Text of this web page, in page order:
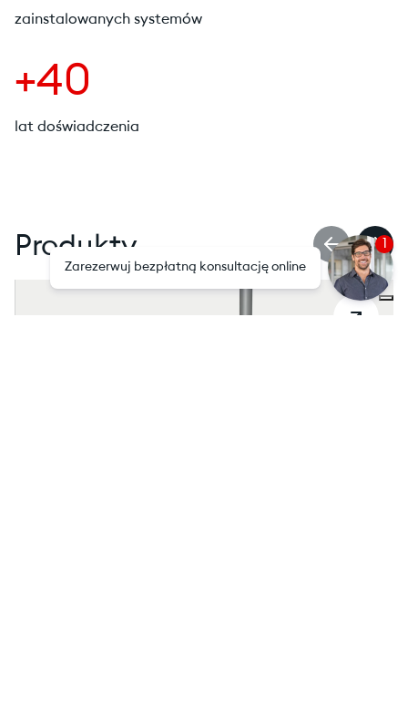
zainstalowanych systemów
+40
lat doświadczenia
Produkty
Zarezerwuj bezpłatną konsultację online